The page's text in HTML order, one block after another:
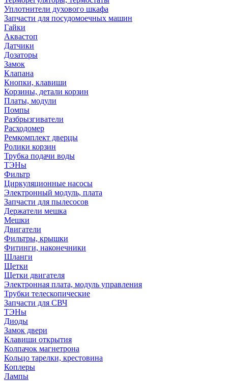
Уплотнители духового шкафа
Запчасти для посудомоечных машин
Гайки
Аквастоп
Датчики
Дозаторы
Замок
Клапана
Кнопки, клавиши
Корзины, детали корзин
Платы, модули
Помпы
Разбрызгиватели
Расходомер
Ремкомплект дверцы
Ролики корзин
Трубка подачи воды
ТЭНы
Фильтр
Циркуляционные насосы
Электронный модуль, плата
Запчасти для пылесосов
Держатели мешка
Мешки
Двигатели
Фильтры, крышки
Фитинги, наконечники
Шланги
Щетки
Щетки двигателя
Электронная плата, модуль управления
Трубки телескопические
Запчасти для СВЧ
ТЭНы
Диоды
Замок двери
Клавиши открытия
Колпачок магнетрона
Кольцо тарелки, крестовина
Коплеры
Лампы